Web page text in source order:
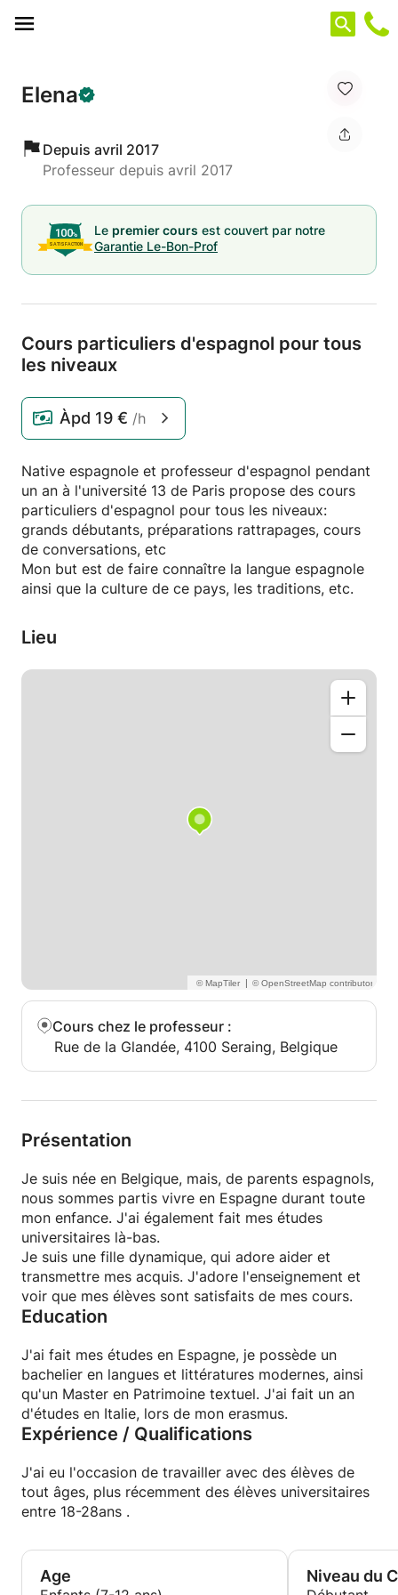
Elena
Depuis avril 2017
Professeur depuis avril 2017
Le premier cours est couvert par notre
Garantie Le-Bon-Prof
Cours particuliers d'espagnol pour tous
les niveaux
Àpd 19 € /h
Native espagnole et professeur d'espagnol pendant
un an à l'université 13 de Paris propose des cours
particuliers d'espagnol pour tous les niveaux:
grands débutants, préparations rattrapages, cours
de conversations, etc
Mon but est de faire connaître la langue espagnole
ainsi que la culture de ce pays, les traditions, etc.
Lieu
|
Cours chez le professeur :
Rue de la Glandée, 4100 Seraing, Belgique
Présentation
Je suis née en Belgique, mais, de parents espagnols,
nous sommes partis vivre en Espagne durant toute
mon enfance. J'ai également fait mes études
universitaires là-bas.
Je suis une fille dynamique, qui adore aider et
transmettre mes acquis. J'adore l'enseignement et
voir que mes élèves sont satisfaits de mes cours.
Education
J'ai fait mes études en Espagne, je possède un
bachelier en langues et littératures modernes, ainsi
qu'un Master en Patrimoine textuel. J'ai fait un an
d'études en Italie, lors de mon erasmus.
Expérience / Qualifications
J'ai eu l'occasion de travailler avec des élèves de
tout âges, plus récemment des élèves universitaires
entre 18-28ans .
Age Niveau du